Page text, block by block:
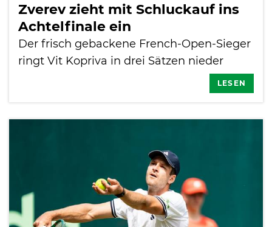
Zverev zieht mit Schluckauf ins
Achtelfinale ein
Der frisch gebackene French-Open-Sieger
ringt Vit Kopriva in drei Sätzen nieder
LESEN